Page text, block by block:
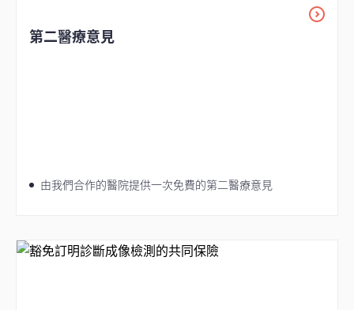
第二醫療意見
由我們合作的醫院提供一次免費的第二醫療意見